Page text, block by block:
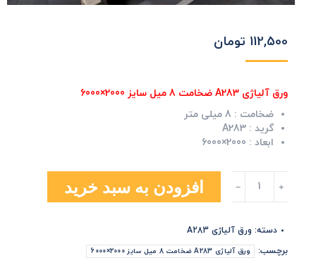
112,500 تومان
ورق آلیاژی A283 ضخامت 8 میل سایز 2000×6000
ضخامت : 8 میلی متر
گرید : A283
ابعاد : 2000×6000
آلیاژی
A283
8
میل
سایز
افزودن به سبد خرید
دسته: ورق آلیاژی A283
برچسب:
ورق آلیاژی A283 ضخامت 8 میل سایز 2000×6000